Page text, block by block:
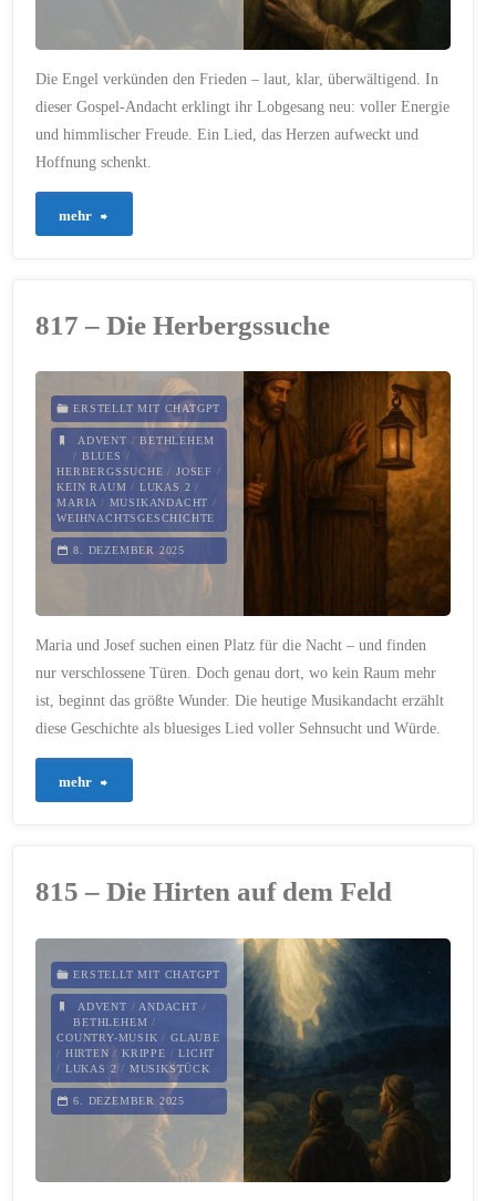
Die Engel verkünden den Frieden – laut, klar, überwältigend. In
dieser Gospel-Andacht erklingt ihr Lobgesang neu: voller Energie
und himmlischer Freude. Ein Lied, das Herzen aufweckt und
Hoffnung schenkt.
mehr
Engel"
817 – Die Herbergssuche
ERSTELLT MIT CHATGPT
ADVENT /BETHLEHEM
/ BLUES /
HERBERGSSUCHE / JOSEF /
KEIN RAUM / LUKAS 2 /
MARIA / MUSIKANDACHT /
WEIHNACHTSGESCHICHTE
8. DEZEMBER 2025
Maria und Josef suchen einen Platz für die Nacht – und finden
nur verschlossene Türen. Doch genau dort, wo kein Raum mehr
ist, beginnt das größte Wunder. Die heutige Musikandacht erzählt
diese Geschichte als bluesiges Lied voller Sehnsucht und Würde.
mehr
815 – Die Hirten auf dem Feld
ERSTELLT MIT CHATGPT
ADVENT /ANDACHT /
BETHLEHEM /
COUNTRY-MUSIK / GLAUBE
/ HIRTEN / KRIPPE /LICHT
/ LUKAS 2 / MUSIKSTÜCK
6. DEZEMBER 2025